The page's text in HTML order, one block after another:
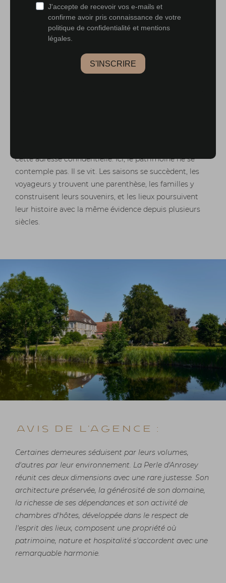
de chambres d’hôtes, déjà bien établie, et prolonger
cette tradition d’accueil qui fait aujourd’hui partie de
l’identité du domaine. Ils pourront tout aussi
un lieu de retraites ou une résidence dédiée aux
retrouvailles et aux grandes tablées. À proximité du
cette adresse confidentielle. Ici, le patrimoine ne se
contemple pas. Il se vit. Les saisons se succèdent, les
voyageurs y trouvent une parenthèse, les familles y
construisent leurs souvenirs, et les lieux poursuivent
leur histoire avec la même évidence depuis plusieurs
siècles.
Avis de l'agence :
Certaines demeures séduisent par leurs volumes,
d'autres par leur environnement. La Perle d'Anrosey
réunit ces deux dimensions avec une rare justesse. Son
architecture préservée, la générosité de son domaine,
la richesse de ses dépendances et son activité de
chambres d'hôtes, développée dans le respect de
l'esprit des lieux, composent une propriété où
patrimoine, nature et hospitalité s'accordent avec une
remarquable harmonie.